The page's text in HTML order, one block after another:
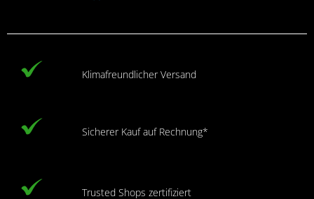
Klimafreundlicher Versand
Sicherer Kauf auf Rechnung*
Trusted Shops zertifiziert